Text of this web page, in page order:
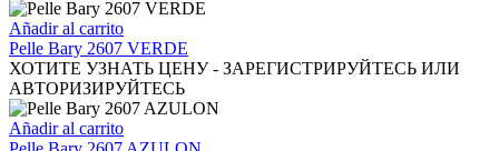
Añadir al carrito
Pelle Bary 2607 VERDE
ХОТИТЕ УЗНАТЬ ЦЕНУ - ЗАРЕГИСТРИРУЙТЕСЬ ИЛИ
АВТОРИЗИРУЙТЕСЬ
Añadir al carrito